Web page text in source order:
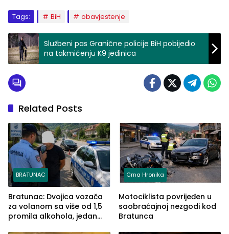
Tags: BiH obavjestenje
Službeni pas Granične policije BiH pobijedio
na takmičenju K9 jedinica
Related Posts
BRATUNAC
Bratunac: Dvojica vozača
za volanom sa više od 1,5
promila alkohola, jedan
Crna Hronika
Motociklista povrijeđen u
saobraćajnoj nezgodi kod
Bratunca